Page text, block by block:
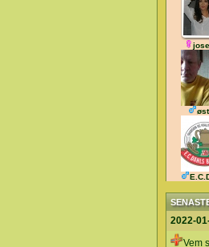
2022-
Vem